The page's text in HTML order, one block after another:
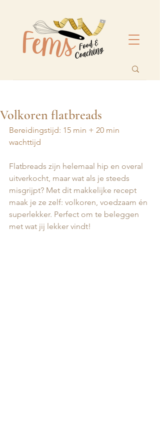
Volkoren flatbreads
Bereidingstijd: 15 min + 20 min
wachttijd
Flatbreads zijn helemaal hip en overal
uitverkocht, maar wat als je steeds
misgrijpt? Met dit makkelijke recept
maak je ze zelf: volkoren, voedzaam én
superlekker. Perfect om te beleggen
met wat jij lekker vindt!